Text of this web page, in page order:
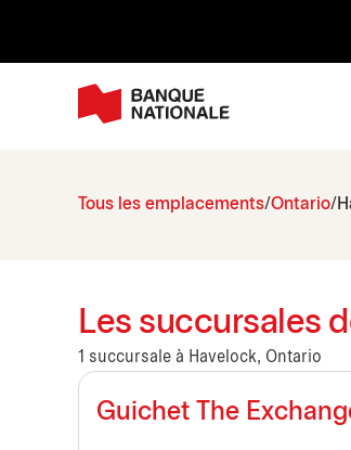
Tous les emplacements Ontario
Les succursales
1 succursale à Havelock, Ontario
Guichet The